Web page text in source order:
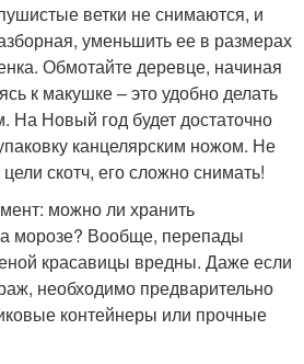
ветки не снимаются, и
уменьшить ее в размерах
Обмотайте деревце, начиная
к макушке – это удобно делать
На Новый год будет достаточно
канцелярским ножом. Не
скотч, его сложно снимать!
можно ли хранить
морозе? Вообще, перепады
красавицы вредны. Даже если
необходимо предварительно
контейнеры или прочные